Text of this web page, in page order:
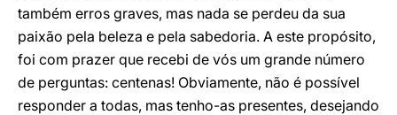
também erros graves, mas nada se perdeu da sua
paixão pela beleza e pela sabedoria. A este propósito,
foi com prazer que recebi de vós um grande número
de perguntas: centenas! Obviamente, não é possível
responder a todas, mas tenho-as presentes, desejando